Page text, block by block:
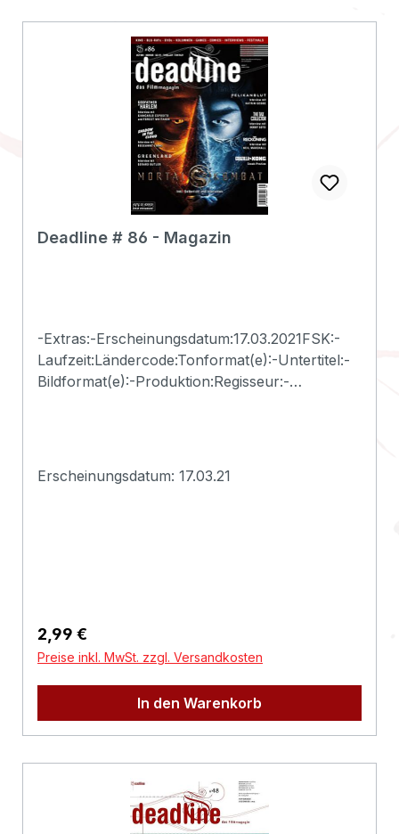
Deadline # 86 - Magazin
-Extras:-Erscheinungsdatum:17.03.2021FSK:-
Laufzeit:Ländercode:Tonformat(e):-Untertitel:-
Bildformat(e):-Produktion:Regisseur:-
Produktsicherheitsverordnung)Herstellerinform
ationen:Deadline
Erscheinungsdatum: 17.03.21
Regulärer Preis:
2,99 €
Preise inkl. MwSt. zzgl. Versandkosten
In den Warenkorb